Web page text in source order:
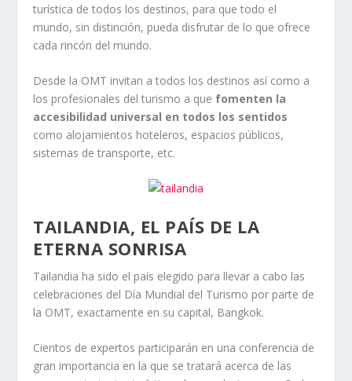
turística de todos los destinos, para que todo el
mundo, sin distinción, pueda disfrutar de lo que ofrece
cada rincón del mundo.
Desde la OMT invitan a todos los destinos así como a
los profesionales del turismo a que fomenten la
accesibilidad universal en todos los sentidos
como alojamientos hoteleros, espacios públicos,
sistemas de transporte, etc.
TAILANDIA, EL PAÍS DE LA
ETERNA SONRISA
Tailandia ha sido el país elegido para llevar a cabo las
celebraciones del Día Mundial del Turismo por parte de
la OMT, exactamente en su capital, Bangkok.
Cientos de expertos participarán en una conferencia de
gran importancia en la que se tratará acerca de las